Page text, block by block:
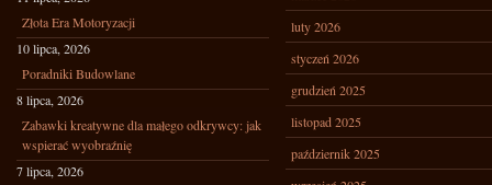
Złota Era Motoryzacji
10 lipca, 2026
Poradniki Budowlane
8 lipca, 2026
Zabawki kreatywne dla małego odkrywcy: jak
wspierać wyobraźnię
7 lipca, 2026
luty 2026
styczeń 2026
grudzień 2025
listopad 2025
październik 2025